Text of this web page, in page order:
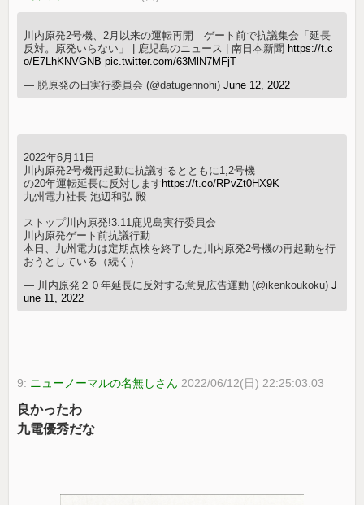
川内原発2号機、2月以来の運転再開 ゲート前で抗議集会「延長
反対。原発いらない」 | 鹿児島のニュース | 南日本新聞 https://t.c
o/E7LhKNVGNB pic.twitter.com/63MlN7MFjT
— 脱原発の日実行委員会 (@datugennohi)June 12, 2022
2022年6月11日
川内原発2号機再起動に抗議するとともに1,2号機
の20年運転延長に反対します https://t.co/RPvZt0HX9K
九州電力社長 池辺和弘 殿
ストップ川内原発!3.11鹿児島実行委員会
川内原発ゲート前抗議行動
本日、九州電力は定期点検を終了した川内原発2号機の再起動を行
おうとしている（続く）
— 川内原発２０年延長に反対する意見広告運動 (@ikenkoukoku)J
une 11, 2022
9: ニューノーマルの名無しさん 2022/06/12(日) 22:25:03.03
良かったわ
九電優秀だな